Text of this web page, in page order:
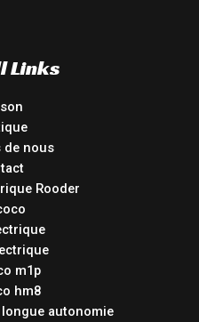
Links
de nous
Rooder
m1p
hm8
autonomie